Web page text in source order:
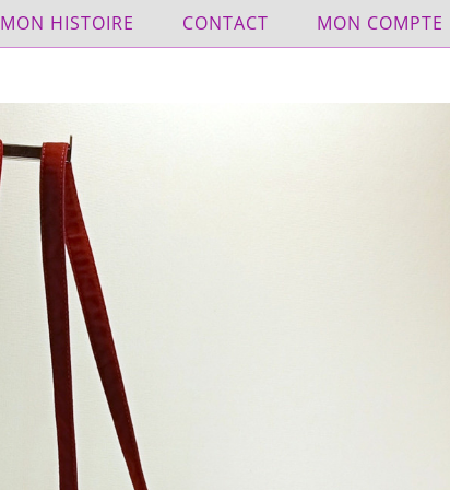
MON HISTOIRE CONTACT MON COMPTE